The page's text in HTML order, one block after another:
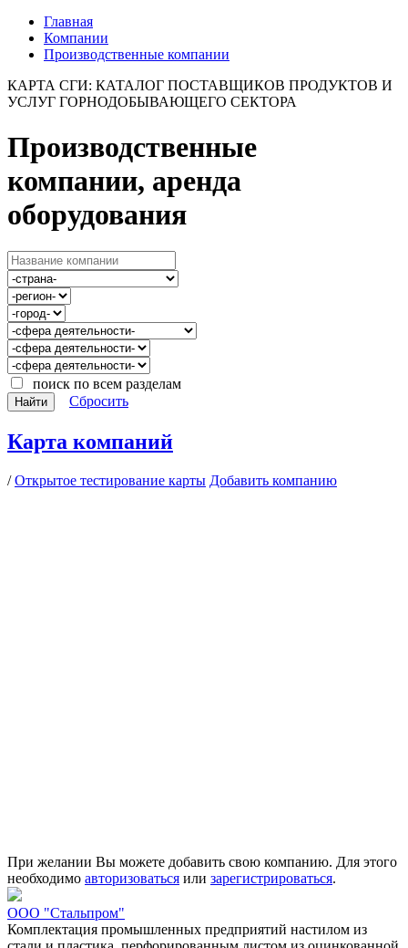
Главная
Компании
Производственные компании
КАРТА СГИ: КАТАЛОГ ПОСТАВЩИКОВ ПРОДУКТОВ И
УСЛУГ ГОРНОДОБЫВАЮЩЕГО СЕКТОРА
Производственные
компании, аренда
оборудования
поиск по всем разделам
Найти Сбросить
Карта компаний
/Открытое тестирование карты Добавить компанию
При желании Вы можете добавить свою компанию. Для этого
необходимо авторизоваться или зарегистрироваться.
ООО "Стальпром"
Комплектация промышленных предприятий настилом из